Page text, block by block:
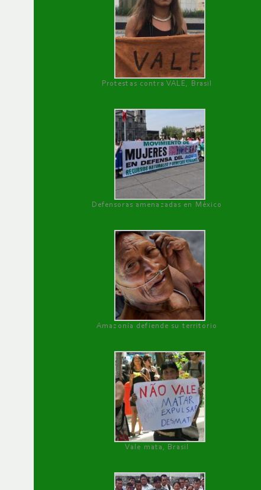
Protestas contra VALE, Brasil
Defensoras amenazadas en México
Amazonía defiende su territorio
Vale mata, Brasil